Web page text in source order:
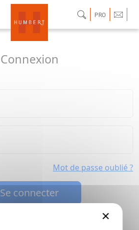
PRO
Connexion
Mot de passe oublié ?
Se connecter
×